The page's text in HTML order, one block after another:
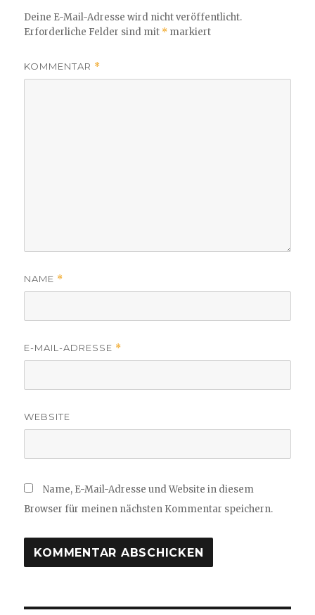
Deine E-Mail-Adresse wird nicht veröffentlicht.
Erforderliche Felder sind mit * markiert
KOMMENTAR *
NAME *
E-MAIL-ADRESSE *
WEBSITE
Name, E-Mail-Adresse und Website in diesem
Browser für meinen nächsten Kommentar speichern.